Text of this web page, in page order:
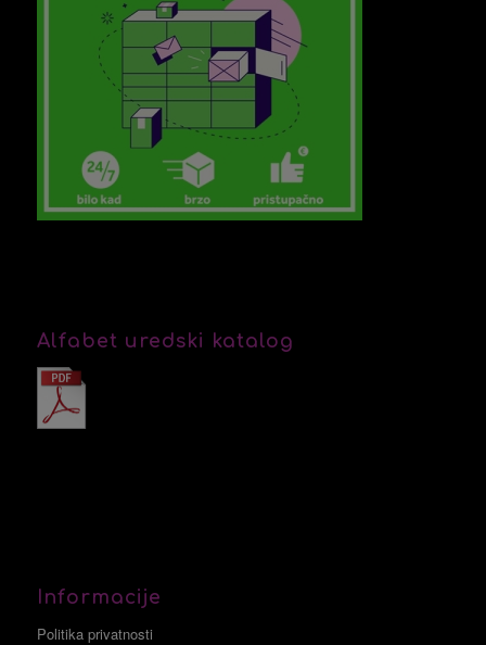
Alfabet uredski katalog
Informacije
Politika privatnosti